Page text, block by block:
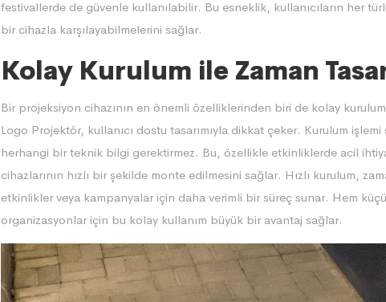
festivallerde de güvenle kullanılabilir. Bu esneklik, kullanıcıların her
bir cihazla karşılayabilmelerini sağlar.
Kolay Kurulum ile Zaman
Bir projeksiyon cihazının en önemli özelliklerinden biri de kolay
Logo Projektör, kullanıcı dostu tasarımıyla dikkat çeker. Kurulum
herhangi bir teknik bilgi gerektirmez. Bu, özellikle etkinliklerde acil
cihazlarının hızlı bir şekilde monte edilmesini sağlar. Hızlı kurulum,
etkinlikler veya kampanyalar için daha verimli bir süreç sunar. Hem
organizasyonlar için bu kolay kullanım büyük bir avantaj sağlar.